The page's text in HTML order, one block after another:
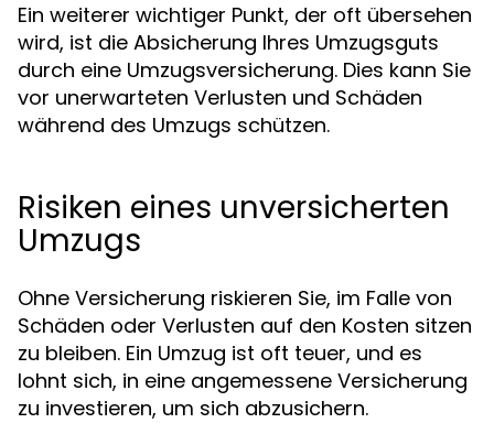
Ein weiterer wichtiger Punkt, der oft übersehen
wird, ist die Absicherung Ihres Umzugsguts
durch eine Umzugsversicherung. Dies kann Sie
vor unerwarteten Verlusten und Schäden
während des Umzugs schützen.
Risiken eines unversicherten
Umzugs
Ohne Versicherung riskieren Sie, im Falle von
Schäden oder Verlusten auf den Kosten sitzen
zu bleiben. Ein Umzug ist oft teuer, und es
lohnt sich, in eine angemessene Versicherung
zu investieren, um sich abzusichern.